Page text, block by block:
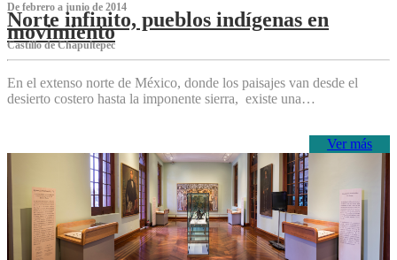
De febrero a junio de 2014
Norte infinito, pueblos indígenas en
movimiento
Castillo de Chapultepec
En el extenso norte de México, donde los paisajes van desde el
desierto costero hasta la imponente sierra, existe una…
Ver más